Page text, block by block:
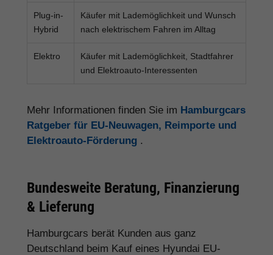
Plug-in-
Hybrid
Käufer mit Lademöglichkeit und Wunsch
nach elektrischem Fahren im Alltag
Elektro
Käufer mit Lademöglichkeit, Stadtfahrer
und Elektroauto-Interessenten
Mehr Informationen finden Sie im Hamburgcars
Ratgeber für EU-Neuwagen, Reimporte und
Elektroauto-Förderung .
Bundesweite Beratung, Finanzierung
& Lieferung
Hamburgcars berät Kunden aus ganz
Deutschland beim Kauf eines Hyundai EU-